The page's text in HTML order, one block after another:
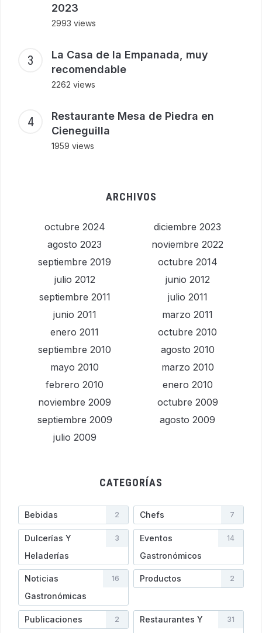
2023
2993 views
La Casa de la Empanada, muy
recomendable
2262 views
Restaurante Mesa de Piedra en
Cieneguilla
1959 views
ARCHIVOS
octubre 2024
diciembre 2023
agosto 2023
noviembre 2022
septiembre 2019
octubre 2014
julio 2012
junio 2012
septiembre 2011
julio 2011
junio 2011
marzo 2011
enero 2011
octubre 2010
septiembre 2010
agosto 2010
mayo 2010
marzo 2010
febrero 2010
enero 2010
noviembre 2009
octubre 2009
septiembre 2009
agosto 2009
julio 2009
CATEGORÍAS
Bebidas 2 Chefs 7
Dulcerías Y
Heladerí­as
3
Eventos
Gastronómicos
14
Noticias
Gastronómicas
16 Productos 2
Publicaciones 2
Restaurantes Y
31